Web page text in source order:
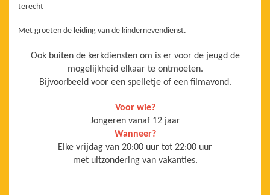
terecht
Met groeten de leiding van de kindernevendienst.
Ook buiten de kerkdiensten om is er voor de jeugd de
mogelijkheid elkaar te ontmoeten.
Bijvoorbeeld voor een spelletje of een filmavond.
Voor wie?
Jongeren vanaf 12 jaar
Wanneer?
Elke vrijdag van 20:00 uur tot 22:00 uur
met uitzondering van vakanties.